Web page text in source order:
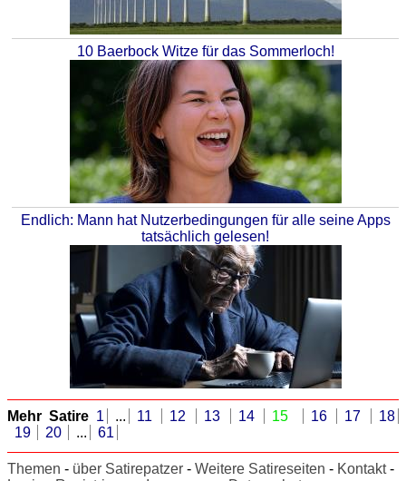
10 Baerbock Witze für das Sommerloch!
Endlich: Mann hat Nutzerbedingungen für alle seine Apps
tatsächlich gelesen!
Mehr Satire 1 ... 11 12 13 14 15 16 17
18
19
20 ... 61
Themen - über Satirepatzer - Weitere Satireseiten - Kontakt-